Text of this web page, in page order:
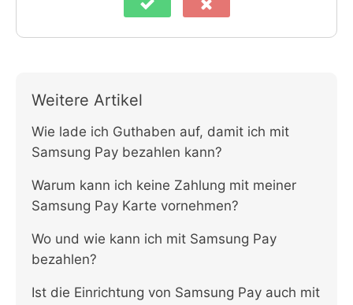
Weitere Artikel
Wie lade ich Guthaben auf, damit ich mit
Samsung Pay bezahlen kann?
Warum kann ich keine Zahlung mit meiner
Samsung Pay Karte vornehmen?
Wo und wie kann ich mit Samsung Pay
bezahlen?
Ist die Einrichtung von Samsung Pay auch mit